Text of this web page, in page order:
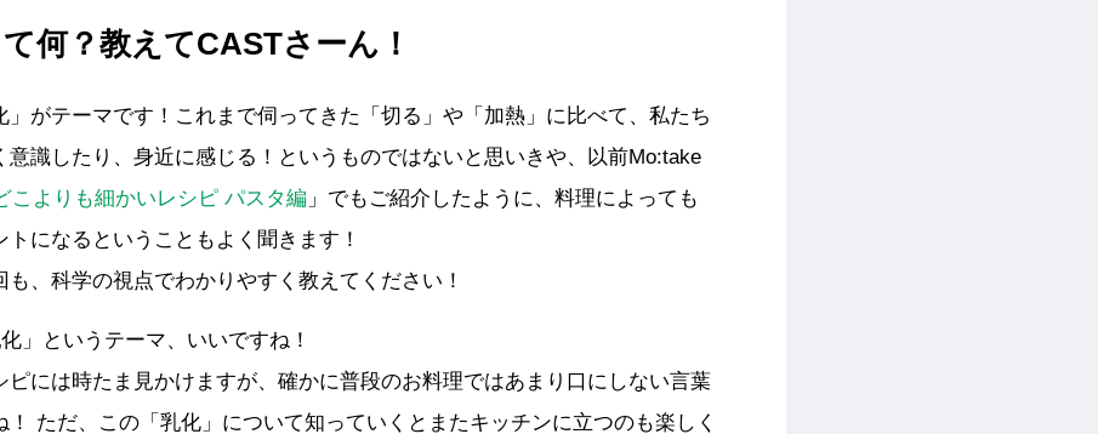
て何？教えてCASTさーん！
」がテーマです！これまで伺ってきた「切る」や「加熱」に比べて、私たち
意識したり、身近に感じる！というものではないと思いきや、以前Mo:take
こよりも細かいレシピ パスタ編 」でもご紹介したように、料理によっても
トになるということもよく聞きます！
も、科学の視点でわかりやすく教えてください！
化」というテーマ、いいですね！
ピには時たま見かけますが、確かに普段のお料理ではあまり口にしない言葉
！ ただ、この「乳化」について知っていくとまたキッチンに立つのも楽しく